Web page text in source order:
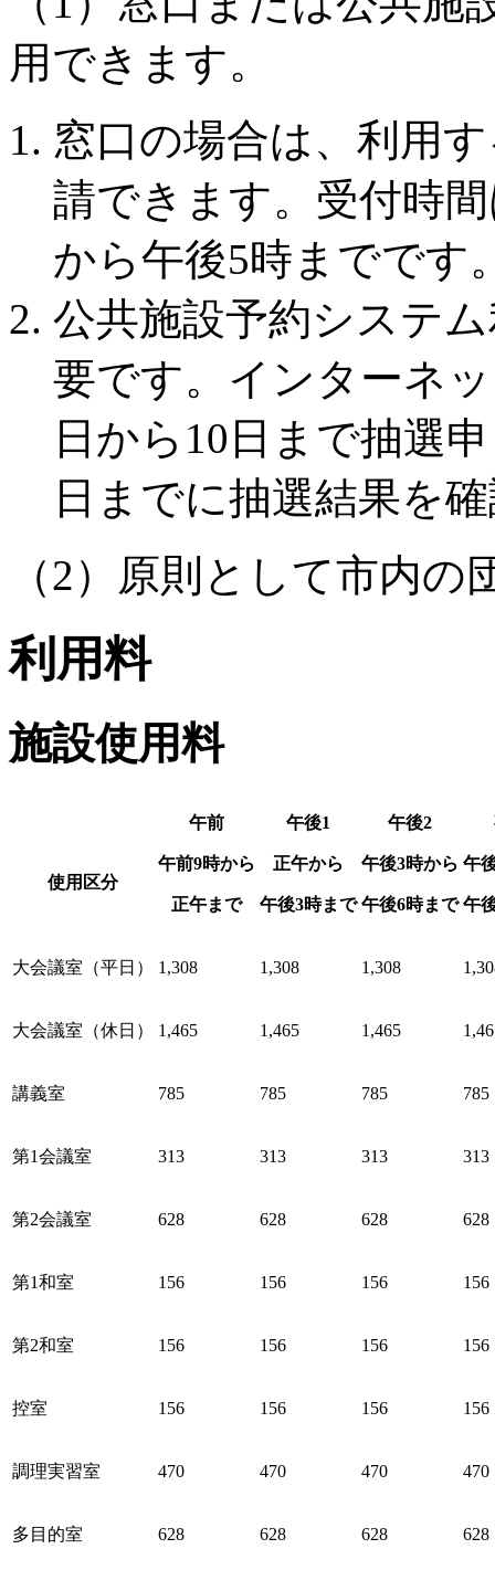
用できます。
窓口の場合は、利用
請できます。受付時
から午後5時までです
公共施設予約システ
要です。インターネ
日から10日まで抽選
日までに抽選結果を
（2）原則として市内
利用料
施設使用料
使用区分
午前
午前9時から
正午まで
午後1
正午から
午後3時まで
午後2
午後3時から
午後6時まで
午
午
大会議室（平日） 1,308 1,308 1,308
大会議室（休日） 1,465 1,465 1,465
講義室 785 785 785 785
第1会議室 313 313 313 313
第2会議室 628 628 628 628
第1和室 156 156 156 156
第2和室 156 156 156 156
控室 156 156 156 156
調理実習室 470 470 470 470
多目的室 628 628 628 628